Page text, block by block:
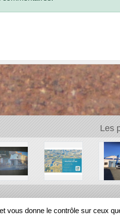
Les
vous donne le contrôle sur ceux